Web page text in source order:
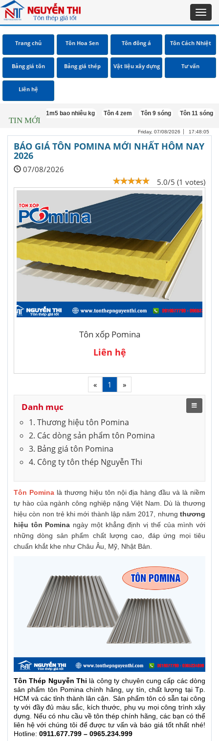
Trang chủ Tôn Hoa Sen Tôn đông á Tôn Cách Nhiệt
Bảng giá tôn Bảng giá thép Vật liệu xây dựng Tư vấn
Liên hệ
TIN MỚI
b40 khổ 1m5 bao nhiêu kg Tôn 4 zem Tôn 9 sóng Tôn 11 sóng Tôn
Friday, 07/08/2026 17:48:06
BÁO GIÁ TÔN POMINA MỚI NHẤT HÔM NAY
2026
07/08/2026
5.0/5 (1 votes)
Tôn xốp Pomina
Liên hệ
« 1 »
Danh mục
1. Thương hiệu tôn Pomina
2. Các dòng sản phẩm tôn Pomina
3. Bảng giá tôn Pomina
4. Công ty tôn thép Nguyễn Thi
Tôn Pominalà thương hiệu tôn nội địa hàng đầu và là niềm
tự hào của ngành công nghiệp nặng Việt Nam. Dù là thương
hiệu còn non trẻ khi mới thành lập năm 2017, nhưng thương
hiệu tôn Pomina ngày một khẳng định vị thế của mình với
những dòng sản phẩm chất lượng cao, đáp ứng mọi tiêu
chuẩn khắt khe như Châu Âu, Mỹ, Nhật Bản.
Tôn Thép Nguyễn Thi là công ty chuyên cung cấp các dòng
sản phẩm tôn Pomina chính hãng, uy tín, chất lượng tại Tp.
HCM và các tỉnh thành lân cận. Sản phẩm tôn có sẵn tại công
ty với đầy đủ màu sắc, kích thước, phụ vụ mọi công trình xây
dựng. Nếu có nhu cầu về tôn thép chính hãng, các bạn có thể
liên hệ với chúng tôi để được tư vấn và báo giá tốt nhất nhé!
Hotline: 0911.677.799 – 0965.234.999